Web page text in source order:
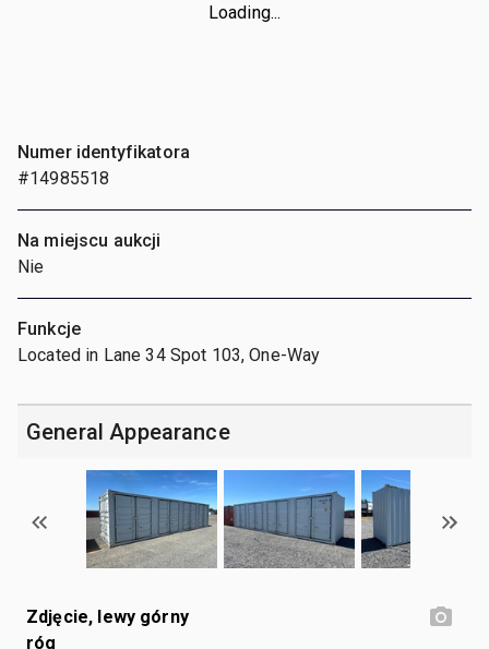
Loading...
Numer identyfikatora
#14985518
Na miejscu aukcji
Nie
Funkcje
Located in Lane 34 Spot 103, One-Way
General Appearance
Zdjęcie, lewy górny
róg